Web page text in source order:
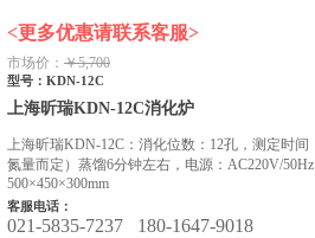
<更多优惠请联系客服>
市场价： ￥5,700
型号：KDN-12C
上海昕瑞KDN-12C消化炉
上海昕瑞KDN-12C：消化位数：12孔，测定时间
氮量而定）蒸馏6分钟左右，电源：AC220V/50Hz
500×450×300mm
客服电话：
021-5835-7237 180-1647-9018